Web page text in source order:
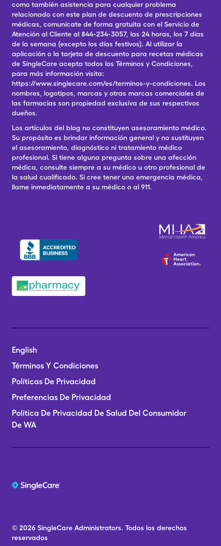
como también asistencia para cualquier problema
relacionado con este plan de descuento de prescripciones
médicas, comunícate de forma gratuita con el Servicio de
Atención al Cliente al 844-234-3057, las 24 horas, los 7 días
de la semana (excepto los días festivos). Al utilizar la
aplicación o la tarjeta de descuento para recetas médicas
de SingleCare acepta todos los Términos y Condiciones,
para más información visita:
https://www.singlecare.com/es/terminos-y-condiciones. Los
nombres, logotipos, marcas y otras marcas comerciales de
las farmacias son propiedad exclusiva de sus respectivos
dueños.
Los artículos del blog no constituyen asesoramiento médico.
Su propósito es brindar información general y no sustituyen
el asesoramiento, diagnóstico ni tratamiento médico
profesional. Si tiene alguna pregunta sobre una afección
médica, consulte siempre a su médico u otro profesional de
la salud cualificado. Si cree tener una emergencia médica,
llame inmediatamente a su médico o al 911.
English
Términos Y Condiciones
Políticas De Privacidad
Preferencias De Privacidad
Política De Privacidad De Salud Del Consumidor
De WA
© 2026 SingleCare Administrators. Todos los derechos
reservados